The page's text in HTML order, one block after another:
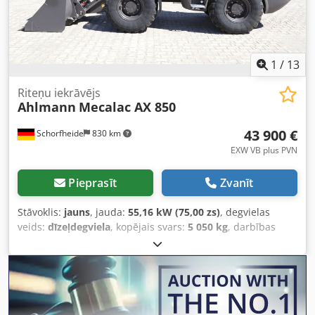
palešu dakšas.
1 / 13
Schorfheide 830 km
Riteņu iekrāvējs
Ahlmann Mecalac AX 850
43 900 €
EXW VB plus PVN
Pieprasīt Zvanīt
Stāvoklis: jauns, jauda: 55,16 kW (75,00 zs), degvielas
veids: dīzeļdegviela, kopējais svars: 5 050 kg, darbības
, Ražošanas gads:
h, iekārtas/transportlīdzekļa numurs:685239865,
Aprīkojums:
4-in-1 lāpsta, UVV drošības pārbaude,
kabīne, paliktņu dakšas, pilnpiedziņa, standarta lāpsta,
MECALAC-AHLMANN AX850 Svars: 5050 kg Platums: 1 850